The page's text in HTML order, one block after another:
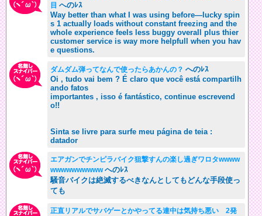
目 へのﾚｽ
Way better than what I was using before—lucky spin
s 1 actually loads without constant freezing and the
whole experience feels less buggy overall plus thier
customer service is way more helpfull when you hav
e questions.
ダムダム弾ってなんで使ったらあかんの？ へのﾚｽ
Oi , tudo vai bem ? É claro que você está compartilh
ando fatos
importantes , isso é fantástico, continue escrevend
o!!
Sinta se livre para surfe meu página de teia :
datador
エアガンでチンピラバイク狙撃すんの楽し過ぎワロタwwww
wwwwwwwwwwへのﾚｽ
騒音バイクは絶滅するべきなんとしてもどんな手段使っ
ても
正直リアルでサバゲーとかやってる連中は気持ち悪い 2発